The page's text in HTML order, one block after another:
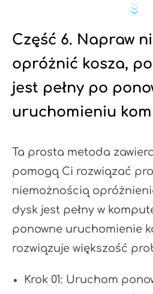
Część 6. Napraw
opróżnić kosza,
jest pełny po
uruchomieniu
Ta prosta metoda
pomogą Ci rozwiązać
niemożnością
dysk jest pełny w
ponowne uruchomienie
rozwiązuje większość
Krok 01: Uruchom